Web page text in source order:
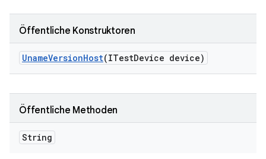
Öffentliche Konstruktoren
UnameVersionHost(ITestDevice device)
Öffentliche Methoden
String